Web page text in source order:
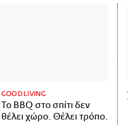
GOOD LIVING
Το BBQ στο σπίτι δεν
θέλει χώρο. Θέλει τρόπο.